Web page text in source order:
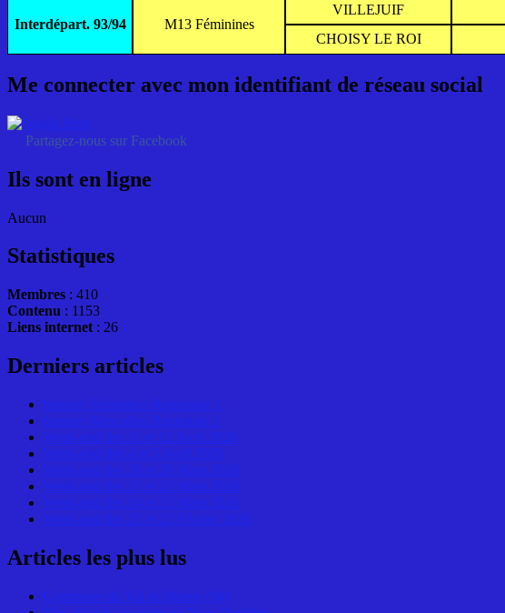
Interdépart. 93/94 M13 Féminines
VILLEJUIF
CHOISY LE ROI
Me connecter avec mon identifiant de réseau social
Partagez-nous sur Facebook
Ils sont en ligne
Aucun
Statistiques
Membres : 410
Contenu : 1153
Liens internet : 26
Derniers articles
Seniors Féminines Régionale 1
Seniors Masculins Régionale 1
Week-end des 11 et 12 Avril 2026
Week-end des 4 et 5 Avril 2026
Week-end des 28 et 29 Mars 2026
Week-end des 21 et 22 Mars 2026
Week-end des 14 et 15 Mars 2026
Week-end des 21 et 22 Février 2026
Articles les plus lus
Gymnases du Val de Marne (94)